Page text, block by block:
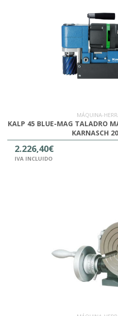
MÁQUINA-
KALP 45 BLUE-MAG TALADRO
KARNASCH
2.226,40€
IVA INCLUIDO